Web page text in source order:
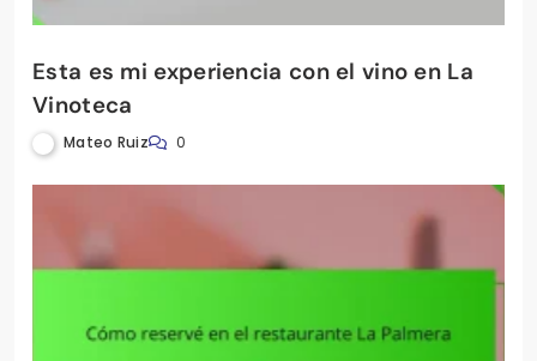
Esta es mi experiencia con el vino en La
Vinoteca
Mateo Ruiz 0